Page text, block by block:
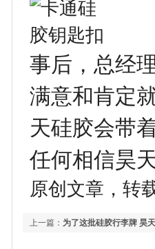
事后，总经
满意和肯定
天硅胶会带
任何相信昊
原创文章，转
上一篇： 为了这批硅胶行李牌 昊